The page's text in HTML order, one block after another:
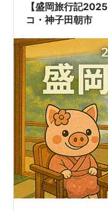
【盛岡旅行記
コ・神子田朝市